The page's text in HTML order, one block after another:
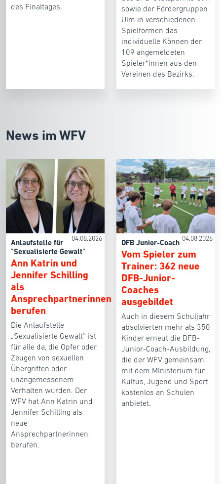
des Finaltages.
sowie der Fördergruppen
Ulm in verschiedenen
Spielformen das
individuelle Können der
109 angemeldeten
Spieler*innen aus den
Vereinen des Bezirks.
News im WFV
04.08.2026
Anlaufstelle für
"Sexualisierte Gewalt"
Ann Katrin und
Jennifer Schilling
als
Ansprechpartnerinnen
berufen
Die Anlaufstelle
„Sexualisierte Gewalt“ ist
für alle da, die Opfer oder
Zeugen von sexuellen
Übergriffen oder
unangemessenem
Verhalten wurden. Der
WFV hat Ann Katrin und
Jennifer Schilling als
neue
Ansprechpartnerinnen
berufen.
04.08.2026
DFB Junior-Coach
Vom Spieler zum
Trainer: 362 neue
DFB-Junior-
Coaches
ausgebildet
Auch in diesem Schuljahr
absolvierten mehr als 350
Kinder erneut die DFB-
Junior-Coach-Ausbildung,
die der WFV gemeinsam
mit dem MInisterium für
Kultus, Jugend und Sport
kostenlos an Schulen
anbietet.